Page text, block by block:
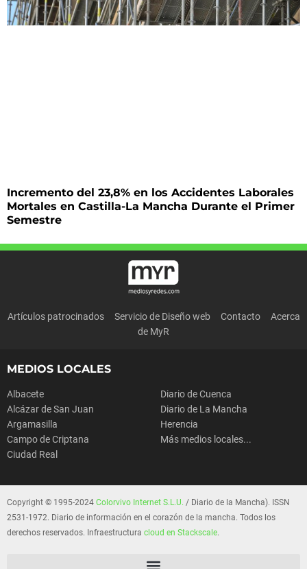
Incremento del 23,8% en los Accidentes Laborales
Mortales en Castilla-La Mancha Durante el Primer
Semestre
Artículos patrocinados Servicio de Diseño web Contacto
Acerca
de MyR
MEDIOS LOCALES
Albacete
Alcázar de San Juan
Argamasilla
Campo de Criptana
Ciudad Real
Diario de Cuenca
Diario de La Mancha
Herencia
Más medios locales...
Copyright © 1995-2024 Colorvivo Internet S.L.U. / Diario de la Mancha). ISSN
2531-1972. Diario de información en el corazón de la mancha. Todos los
derechos reservados. Infraestructura cloud en Stackscale.